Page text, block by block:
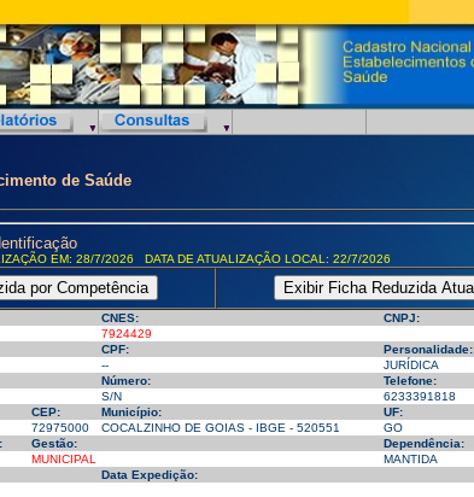
de Saúde
EM: 28/7/2026 DATA DE ATUALIZAÇÃO LOCAL: 22/7/2026
CNES:
CNPJ:
7924429
CPF:
Personalidade:
--
JURÍDICA
Número:
Telefone:
S/N
6233391818
CEP: Município:
UF:
72975000 COCALZINHO DE GOIAS - IBGE - 520551
GO
Gestão:
Dependência:
MUNICIPAL
MANTIDA
Data Expedição: